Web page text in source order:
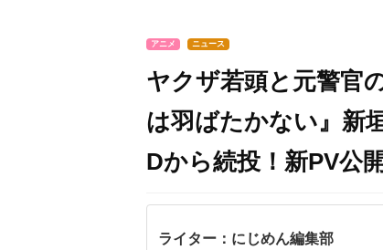
アニメ ニュース
ヤクザ若頭と元警官
は羽ばたかない』新
Dから続投！新PV公開
ライター：にじめん編集部